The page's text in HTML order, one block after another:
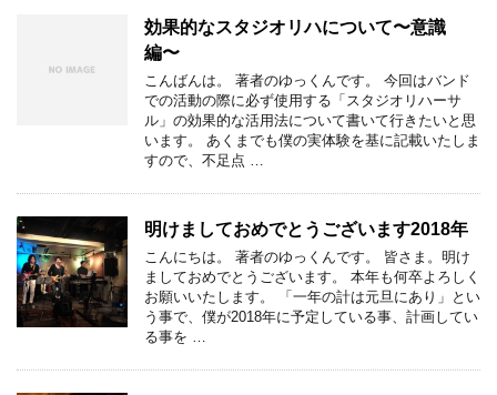
効果的なスタジオリハについて〜意識
編〜
こんばんは。 著者のゆっくんです。 今回はバンド
での活動の際に必ず使用する「スタジオリハーサ
ル」の効果的な活用法について書いて行きたいと思
います。 あくまでも僕の実体験を基に記載いたしま
すので、不足点 …
明けましておめでとうございます2018年
こんにちは。 著者のゆっくんです。 皆さま。明け
ましておめでとうございます。 本年も何卒よろしく
お願いいたします。 「一年の計は元旦にあり」とい
う事で、僕が2018年に予定している事、計画してい
る事を …